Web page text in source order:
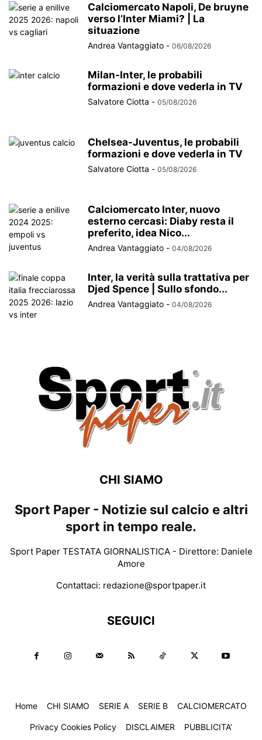
Calciomercato Napoli, De bruyne
verso l’Inter Miami? | La
situazione
Andrea Vantaggiato - 06/08/2026
Milan-Inter, le probabili
formazioni e dove vederla in TV
Salvatore Ciotta - 05/08/2026
Chelsea-Juventus, le probabili
formazioni e dove vederla in TV
Salvatore Ciotta - 05/08/2026
Calciomercato Inter, nuovo
esterno cercasi: Diaby resta il
preferito, idea Nico...
Andrea Vantaggiato - 04/08/2026
Inter, la verità sulla trattativa per
Djed Spence | Sullo sfondo...
Andrea Vantaggiato - 04/08/2026
CHI SIAMO
Sport Paper - Notizie sul calcio e altri
sport in tempo reale.
Sport Paper TESTATA GIORNALISTICA - Direttore: Daniele
Amore
Contattaci: redazione@sportpaper.it
SEGUICI
Home CHI SIAMO SERIE A SERIE B CALCIOMERCATO
Privacy Cookies Policy DISCLAIMER PUBBLICITA’